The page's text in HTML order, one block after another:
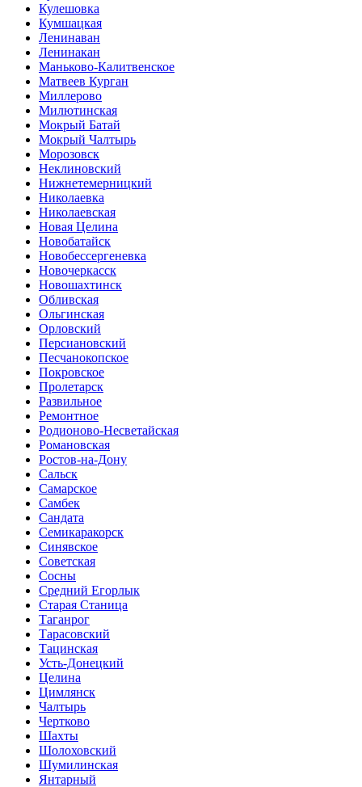
Кулешовка
Кумшацкая
Ленинаван
Ленинакан
Маньково-Калитвенское
Матвеев Курган
Миллерово
Милютинская
Мокрый Батай
Мокрый Чалтырь
Морозовск
Неклиновский
Нижнетемерницкий
Николаевка
Николаевская
Новая Целина
Новобатайск
Новобессергеневка
Новочеркасск
Новошахтинск
Обливская
Ольгинская
Орловский
Персиановский
Песчанокопское
Покровское
Пролетарск
Развильное
Ремонтное
Родионово-Несветайская
Романовская
Ростов-на-Дону
Сальск
Самарское
Самбек
Сандата
Семикаракорск
Синявское
Советская
Сосны
Средний Егорлык
Старая Станица
Таганрог
Тарасовский
Тацинская
Усть-Донецкий
Целина
Цимлянск
Чалтырь
Чертково
Шахты
Шолоховский
Шумилинская
Янтарный